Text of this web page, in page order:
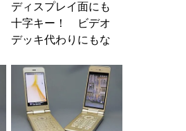
ディスプレイ面にも
十字キー！ ビデオ
デッキ代わりにもな
かしのケータイ）